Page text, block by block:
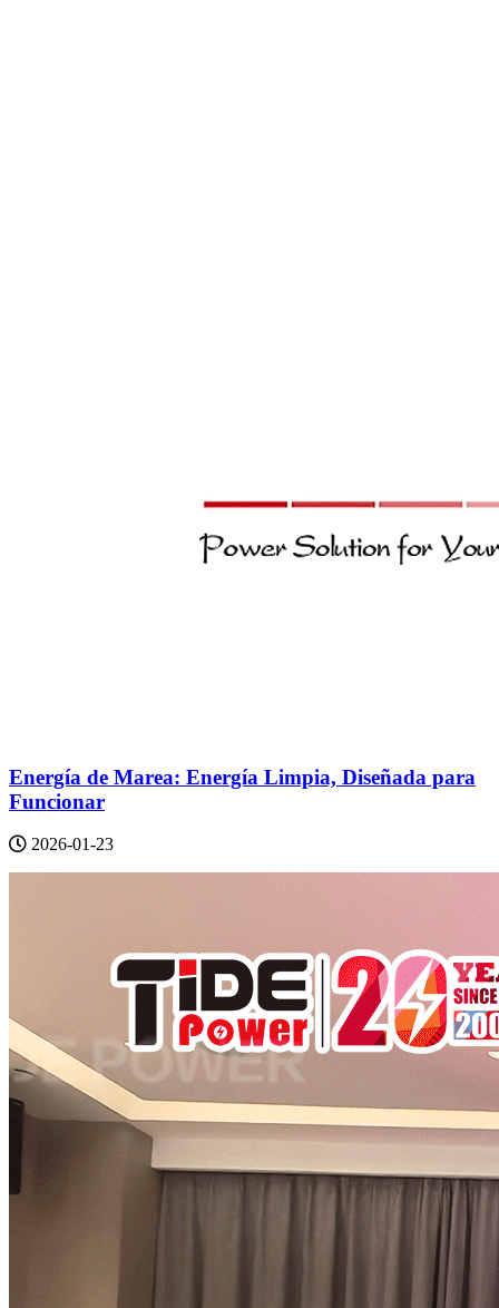
Energía de Marea: Energía Limpia, Diseñada para
Funcionar
2026-01-23